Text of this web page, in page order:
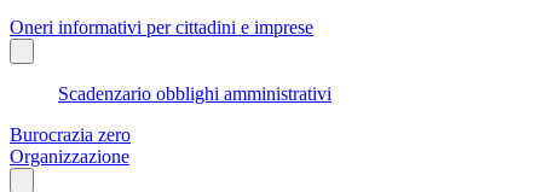
Oneri informativi per cittadini e imprese
Scadenzario obblighi amministrativi
Burocrazia zero
Organizzazione